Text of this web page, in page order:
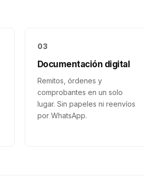
03
Documentación digital
Remitos, órdenes y
comprobantes en un solo
lugar. Sin papeles ni reenvíos
por WhatsApp.